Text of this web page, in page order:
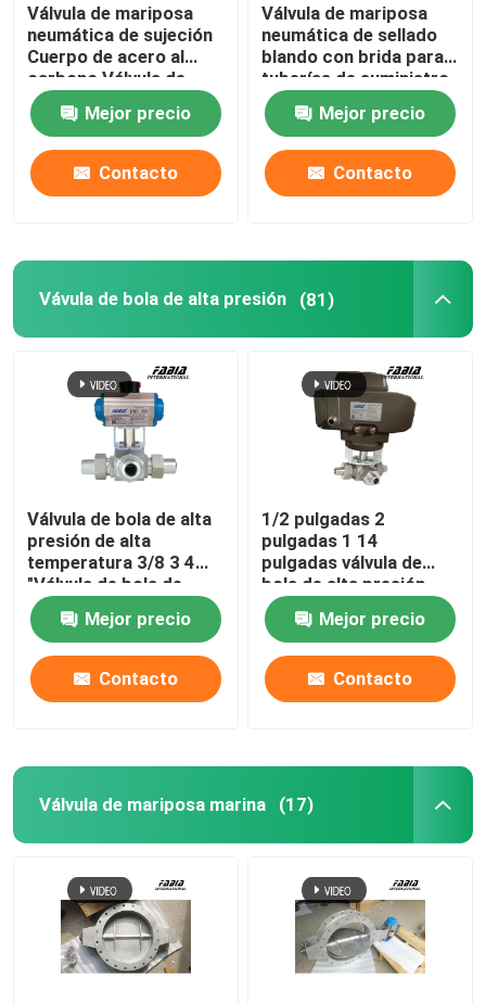
Válvula de mariposa
neumática de sujeción
Cuerpo de acero al
carbono Válvula de
mariposa de sellado
blando Mejor precio
Contacto
Válvula de mariposa
neumática de sellado
blando con brida para
tuberías de suministro
de agua y drenaje
Mejor precio
Contacto
Vávula de bola de alta presión (81)
Válvula de bola de alta
presión de alta
temperatura 3/8 3 4
"Válvula de bola de
soldadura de trasero
Mejor precio
Contacto
1/2 pulgadas 2
pulgadas 1 14
pulgadas válvula de
bola de alta presión
Tee Butt soldadura
Mejor precio
Contacto
Válvula de mariposa marina (17)